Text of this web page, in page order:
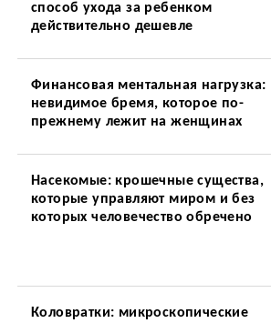
способ ухода за ребенком
действительно дешевле
Финансовая ментальная нагрузка:
невидимое бремя, которое по-
прежнему лежит на женщинах
Насекомые: крошечные существа,
которые управляют миром и без
которых человечество обречено
Коловратки: микроскопические